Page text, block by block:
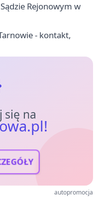
Rejonowym w
- kontakt,
się na
autopromocja